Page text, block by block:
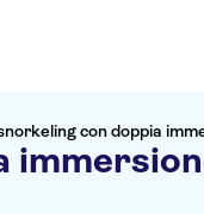
con doppia